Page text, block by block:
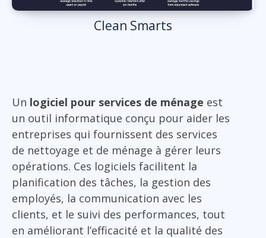
Clean Smarts
Un logiciel pour services de ménage est
un outil informatique conçu pour aider les
entreprises qui fournissent des services
de nettoyage et de ménage à gérer leurs
opérations. Ces logiciels facilitent la
planification des tâches, la gestion des
employés, la communication avec les
clients, et le suivi des performances, tout
en améliorant l’efficacité et la qualité des